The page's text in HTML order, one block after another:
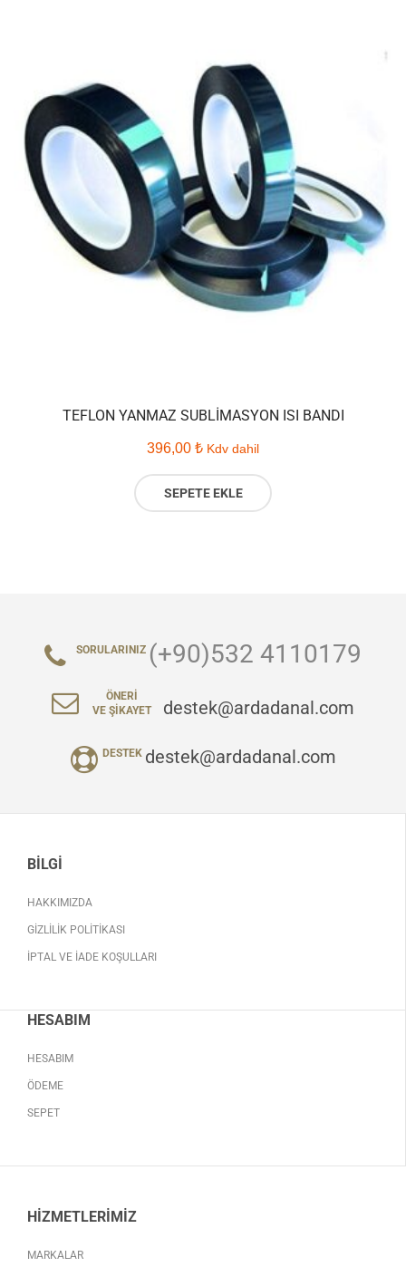
TEFLON YANMAZ SUBLIMASYON ISI BANDI
396,00 ₺ Kdv dahil
SEPETE EKLE
SORULARINIZ (+90)532 4110179
ÖNERI
VE ŞIKAYET
destek@ardadanal.com
DESTEK destek@ardadanal.com
BILGI
HAKKIMIZDA
GIZLILIK POLITIKASI
İPTAL VE İADE KOŞULLARI
HESABIM
HESABIM
ÖDEME
SEPET
HIZMETLERIMIZ
MARKALAR